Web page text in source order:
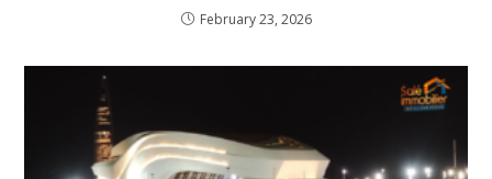
February 23, 2026